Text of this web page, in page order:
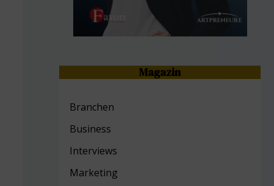
Magazin
Branchen
Business
Interviews
Marketing